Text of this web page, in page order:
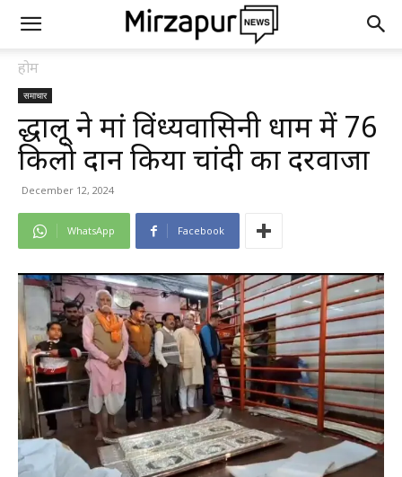
होम
समाचार
श्रद्धालू ने मां विंध्यवासिनी धाम में 76
किलो दान किया चांदी का दरवाजा
December 12, 2024
WhatsApp Facebook